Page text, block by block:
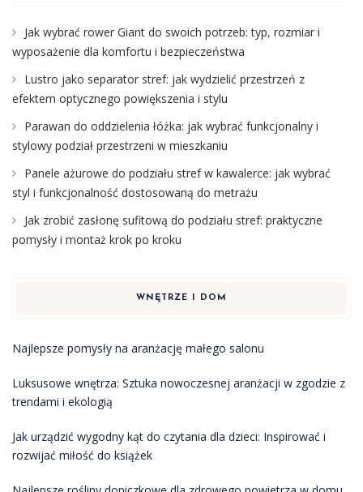
Jak wybrać rower Giant do swoich potrzeb: typ, rozmiar i
wyposażenie dla komfortu i bezpieczeństwa
Lustro jako separator stref: jak wydzielić przestrzeń z
efektem optycznego powiększenia i stylu
Parawan do oddzielenia łóżka: jak wybrać funkcjonalny i
stylowy podział przestrzeni w mieszkaniu
Panele ażurowe do podziału stref w kawalerce: jak wybrać
styl i funkcjonalność dostosowaną do metrażu
Jak zrobić zasłonę sufitową do podziału stref: praktyczne
pomysły i montaż krok po kroku
WNĘTRZE I DOM
Najlepsze pomysły na aranżację małego salonu
Luksusowe wnętrza: Sztuka nowoczesnej aranżacji w zgodzie z
trendami i ekologią
Jak urządzić wygodny kąt do czytania dla dzieci: Inspirować i
rozwijać miłość do książek